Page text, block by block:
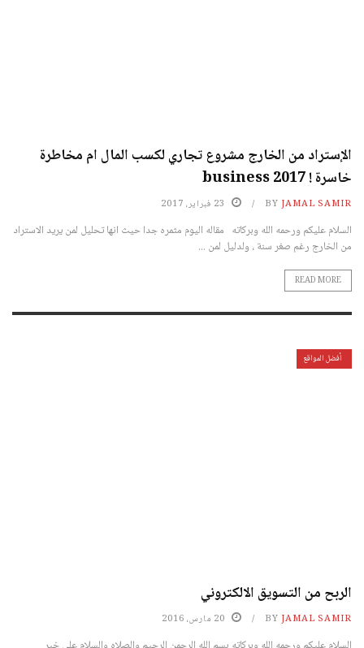
الإستراد من الخارج مشروع تجاري لكسب المال ام مخاطرة
خاسرة ! business 2017
BY JAMAL SAMIR 23 فبراير، 2017
السلام عليكم ورحمه الله وبركاته مقاله اليوم مثمره جدا حيث انها تحليل لمن يريد الاستراد
من الخارج رغم صغر سنة ، ولدليل لمن ...
READ MORE
أفضل المواقع
الربح من التسويق الالكتروني
BY JAMAL SAMIR 20 مارس، 2016